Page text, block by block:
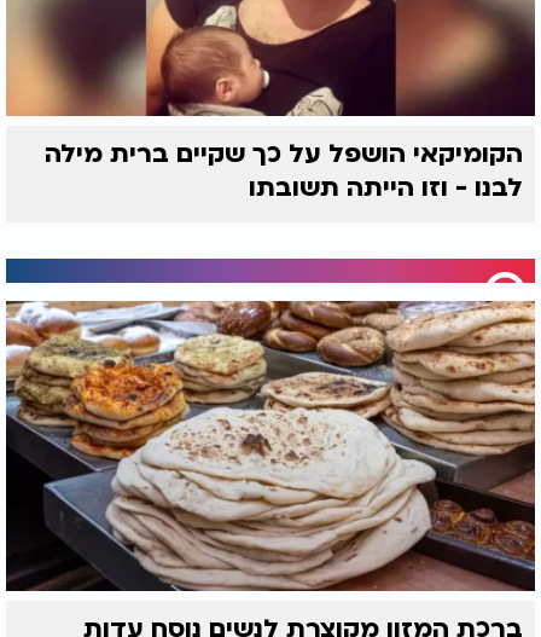
הקומיקאי הושפל על כך שקיים ברית מילה
לבנו - וזו הייתה תשובתו
ברכת המזון מקוצרת לנשים נוסח עדות